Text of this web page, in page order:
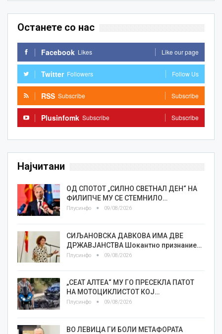
Останете со нас
Facebook Likes Like our page
Twitter Followers Follow Us
RSS Subscribe Subscribe
Plusinfomk Subscribe Subscribe
Најчитани
ОД СПОТОТ „СИЛНО СВЕТНАЛ ДЕН“ НА
ФИЛИПЧЕ МУ СЕ СТЕМНИЛО…
Плусинфо 09/08/2026
СИЉАНОВСКА ДАВКОВА ИМА ДВЕ
ДРЖАВЈАНСТВА Шокантно признание…
Плусинфо 09/08/2026
„СЕАТ АЛТЕА“ МУ ГО ПРЕСЕКЛА ПАТОТ
НА МОТОЦИКЛИСТОТ КОЈ…
Плусинфо 09/08/2026
ВО ЛЕВИЦА ГИ БОЛИ МЕТАФОРАТА